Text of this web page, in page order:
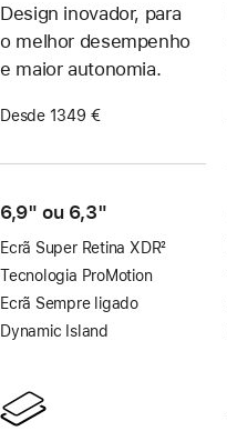
Design inovador, para
o melhor desempenho
e maior autonomia.
Desde 1349 €
6,9" ou 6,3"
Ecrã Super Retina XDR
Nota
rodapé
2
Tecnologia ProMotion
Ecrã Sempre ligado
Dynamic Island